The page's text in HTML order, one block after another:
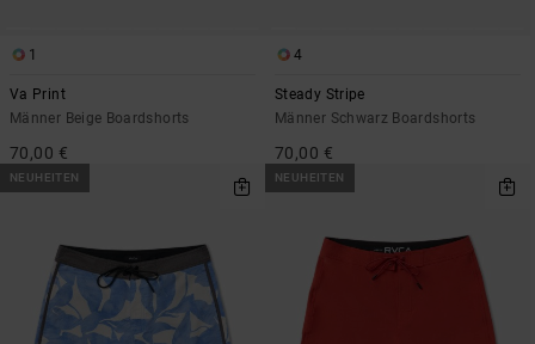
1
Va Print
Männer Beige Boardshorts
70,00 €
4
Steady Stripe
Männer Schwarz Boardshorts
70,00 €
NEUHEITEN NEUHEITEN